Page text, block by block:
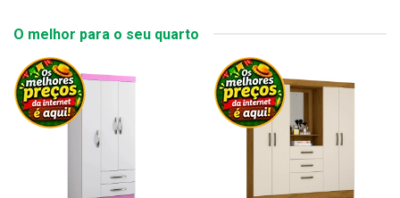
O melhor para o seu quarto